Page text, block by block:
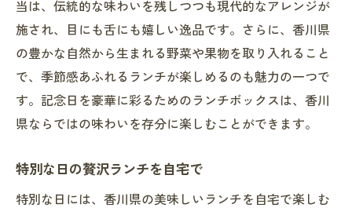
当は、伝統的な味わいを残しつつも現代的なアレンジが
施され、目にも舌にも嬉しい逸品です。さらに、香川県
の豊かな自然から生まれる野菜や果物を取り入れること
で、季節感あふれるランチが楽しめるのも魅力の一つで
す。記念日を豪華に彩るためのランチボックスは、香川
県ならではの味わいを存分に楽しむことができます。
特別な日の贅沢ランチを自宅で
特別な日には、香川県の美味しいランチを自宅で楽しむ